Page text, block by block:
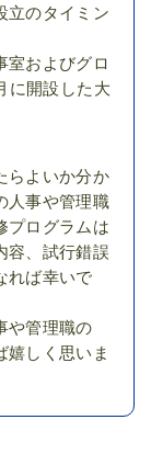
立のタイミン
室およびグロ
に開設した大
らよいか分か
人事や管理職
プログラムは
容、試行錯誤
れば幸いで
や管理職の
嬉しく思いま